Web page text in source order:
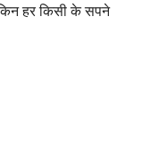
हर किसी के सपने